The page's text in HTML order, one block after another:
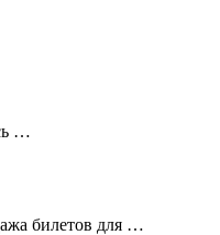
…
билетов для …